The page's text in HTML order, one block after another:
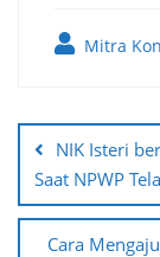
Mitra
navigation
NIK Isteri
Saat NPWP
Cara